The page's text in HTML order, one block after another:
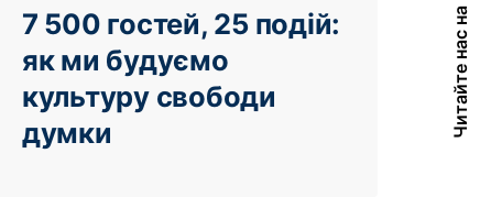
Читайте нас на
7 500 гостей, 25 подій:
як ми будуємо
культуру свободи
думки